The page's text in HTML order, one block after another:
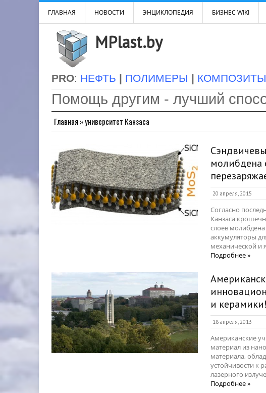
ГЛАВНАЯ НОВОСТИ ЭНЦИКЛОПЕДИЯ БИЗНЕС WIKI
MPlast.by
PRO: НЕФТЬ | ПОЛИМЕРЫ | КОМПОЗИТЫ
Помощь другим - лучший
Главная »университет Канзаса
молибдена
20 апреля, 2015
Согласно
Канзаса
слоев
аккумуляторы
механической и
Подробнее »
и керамики!
18 апреля, 2013
Американские
материал из
материала,
устойчивости к
лазерного
Подробнее »